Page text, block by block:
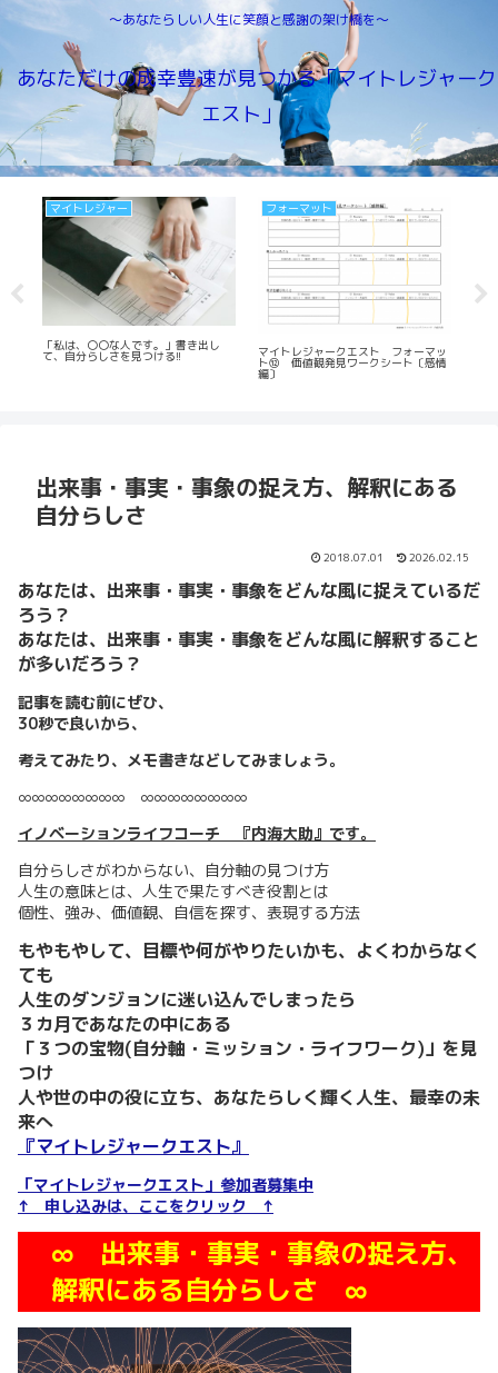
～あなたらしい人生に笑顔と感謝の架け橋を～
あなただけの成幸豊速が見つかる「マイトレジャーク
エスト」
ォーマッ
ト〔感情
自分とは
自分の価値は、自分が決める。仕事の
マイトレジャー
目標がブレるのは、目標があって、目
出来事・事実・事象の捉え方、解釈にある
自分らしさ
2018.07.01 2026.02.15
あなたは、出来事・事実・事象をどんな風に捉えているだ
ろう？
あなたは、出来事・事実・事象をどんな風に解釈すること
が多いだろう？
記事を読む前にぜひ、
30秒で良いから、
考えてみたり、メモ書きなどしてみましょう。
∞∞∞∞∞∞∞∞ ∞∞∞∞∞∞∞∞
イノベーションライフコーチ 『内海大助』です。
自分らしさがわからない、自分軸の見つけ方
人生の意味とは、人生で果たすべき役割とは
個性、強み、価値観、自信を探す、表現する方法
もやもやして、目標や何がやりたいかも、よくわからなく
ても
人生のダンジョンに迷い込んでしまったら
３カ月であなたの中にある
「３つの宝物(自分軸・ミッション・ライフワーク)」を見
つけ
人や世の中の役に立ち、あなたらしく輝く人生、最幸の未
来へ
『マイトレジャークエスト』
「マイトレジャークエスト」参加者募集中
↑ 申し込みは、ここをクリック ↑
∞ 出来事・事実・事象の捉え方、
解釈にある自分らしさ ∞